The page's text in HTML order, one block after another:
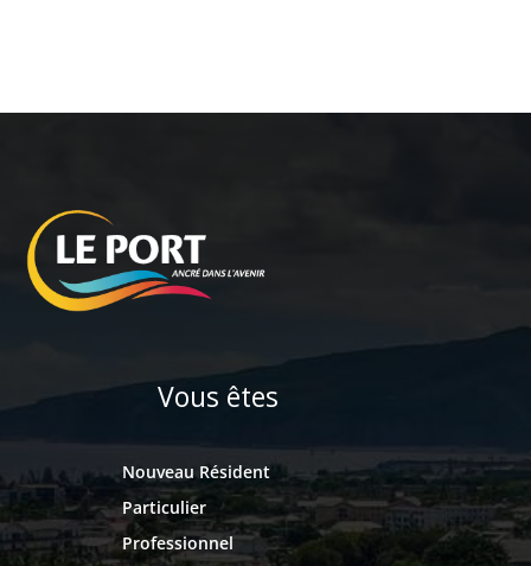
Vous êtes
Nouveau Résident
Particulier
Professionnel